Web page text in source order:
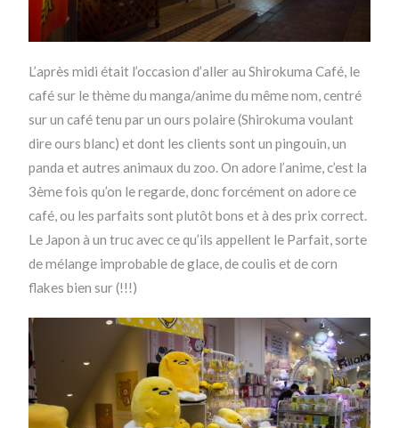
L’après midi était l’occasion d’aller au Shirokuma Café, le
café sur le thème du manga/anime du même nom, centré
sur un café tenu par un ours polaire (Shirokuma voulant
dire ours blanc) et dont les clients sont un pingouin, un
panda et autres animaux du zoo. On adore l’anime, c’est la
3ème fois qu’on le regarde, donc forcément on adore ce
café, ou les parfaits sont plutôt bons et à des prix correct.
Le Japon à un truc avec ce qu’ils appellent le Parfait, sorte
de mélange improbable de glace, de coulis et de corn
flakes bien sur (!!!)